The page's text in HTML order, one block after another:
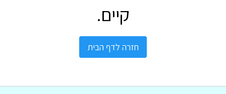
קיים.
חזרה לדף הבית